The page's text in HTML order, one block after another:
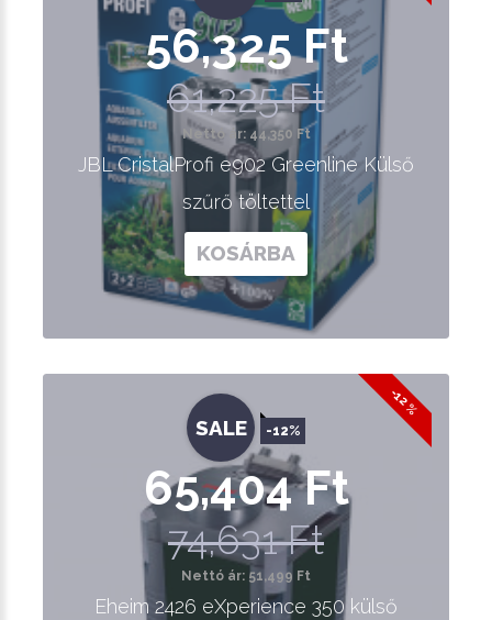
56,325 Ft
61,225 Ft
Nettó ár: 44,350 Ft
JBL CristalProfi e902 Greenline Külső
szűrő töltettel
KOSÁRBA
-12 %
SALE -12%
65,404 Ft
74,631 Ft
Nettó ár: 51,499 Ft
Eheim 2426 eXperience 350 külső